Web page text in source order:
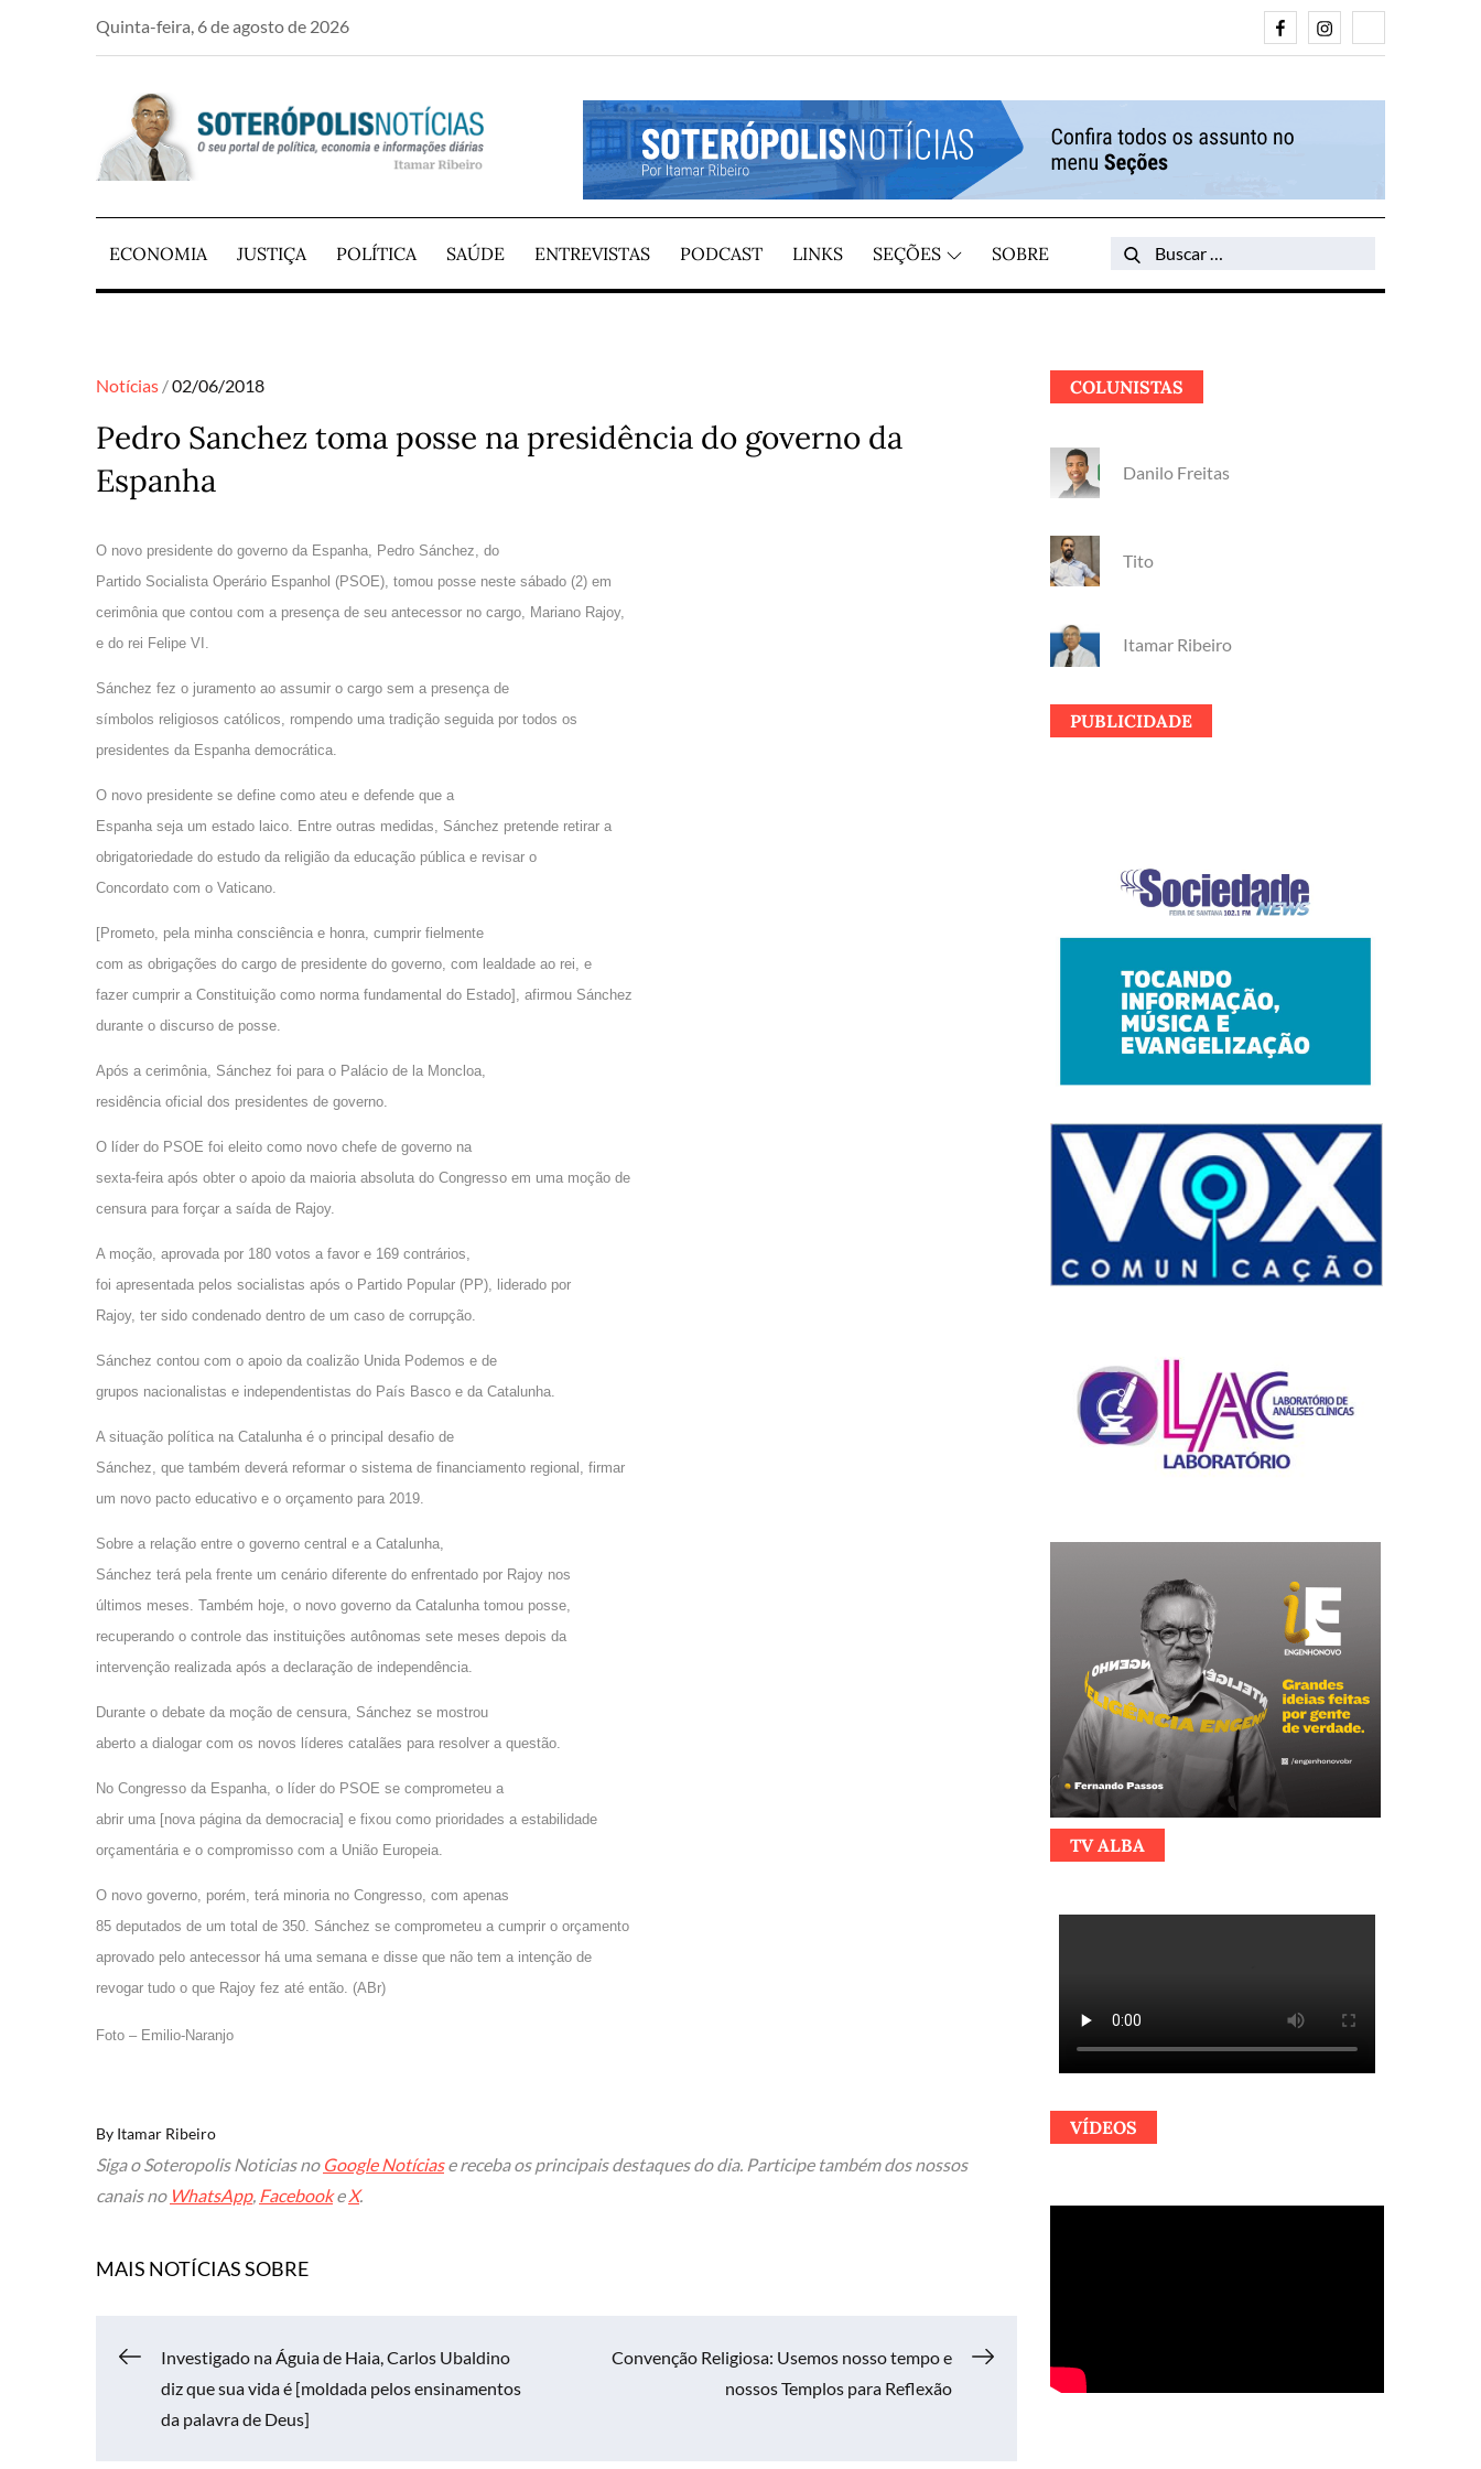
Quinta-feira, 6 de agosto de 2026 FacebookInstagram
SOTERÓPOLIS NOTÍCIAS
PORTAL DE NOTÍCIAS DE SALVADOR E REGIÃO, POR ITAMAR RIBEIRO
ECONOMIA JUSTIÇA POLÍTICA SAÚDE ENTREVISTAS PODCAST LINKS SEÇÕES SOBRE
Search
Search
Notícias Posted
02/06/2018
Pedro Sanchez toma posse na presidência do governo da
Espanha
O novo presidente do governo da Espanha, Pedro Sánchez, do
Partido Socialista Operário Espanhol (PSOE), tomou posse neste sábado (2) em
cerimônia que contou com a presença de seu antecessor no cargo, Mariano Rajoy,
e do rei Felipe VI.
Sánchez fez o juramento ao assumir o cargo sem a presença de
símbolos religiosos católicos, rompendo uma tradição seguida por todos os
presidentes da Espanha democrática.
O novo presidente se define como ateu e defende que a
Espanha seja um estado laico. Entre outras medidas, Sánchez pretende retirar a
obrigatoriedade do estudo da religião da educação pública e revisar o
Concordato com o Vaticano.
[Prometo, pela minha consciência e honra, cumprir fielmente
com as obrigações do cargo de presidente do governo, com lealdade ao rei, e
fazer cumprir a Constituição como norma fundamental do Estado], afirmou Sánchez
durante o discurso de posse.
Após a cerimônia, Sánchez foi para o Palácio de la Moncloa,
residência oficial dos presidentes de governo.
O líder do PSOE foi eleito como novo chefe de governo na
sexta-feira após obter o apoio da maioria absoluta do Congresso em uma moção de
censura para forçar a saída de Rajoy.
A moção, aprovada por 180 votos a favor e 169 contrários,
foi apresentada pelos socialistas após o Partido Popular (PP), liderado por
Rajoy, ter sido condenado dentro de um caso de corrupção.
Sánchez contou com o apoio da coalizão Unida Podemos e de
grupos nacionalistas e independentistas do País Basco e da Catalunha.
A situação política na Catalunha é o principal desafio de
Sánchez, que também deverá reformar o sistema de financiamento regional, firmar
um novo pacto educativo e o orçamento para 2019.
Sobre a relação entre o governo central e a Catalunha,
Sánchez terá pela frente um cenário diferente do enfrentado por Rajoy nos
últimos meses. Também hoje, o novo governo da Catalunha tomou posse,
recuperando o controle das instituições autônomas sete meses depois da
intervenção realizada após a declaração de independência.
Durante o debate da moção de censura, Sánchez se mostrou
aberto a dialogar com os novos líderes catalães para resolver a questão.
No Congresso da Espanha, o líder do PSOE se comprometeu a
abrir uma [nova página da democracia] e fixou como prioridades a estabilidade
orçamentária e o compromisso com a União Europeia.
O novo governo, porém, terá minoria no Congresso, com apenas
85 deputados de um total de 350. Sánchez se comprometeu a cumprir o orçamento
aprovado pelo antecessor há uma semana e disse que não tem a intenção de
revogar tudo o que Rajoy fez até então. (ABr)
Foto – Emilio-Naranjo
By Itamar Ribeiro
Siga o Soteropolis Noticias no Google Notíciase receba os principais destaques do dia. Participe também dos nossos
canais no WhatsApp, FacebookeX.
MAIS NOTÍCIAS SOBRE
Navegação
de
Investigado na Águia de Haia, Carlos Ubaldino
diz que sua vida é [moldada pelos ensinamentos
da palavra de Deus]
Convenção Religiosa: Usemos nosso tempo e
nossos Templos para Reflexão
COLUNISTAS
Danilo Freitas
Tito
Itamar Ribeiro
PUBLICIDADE
TV ALBA
VÍDEOS